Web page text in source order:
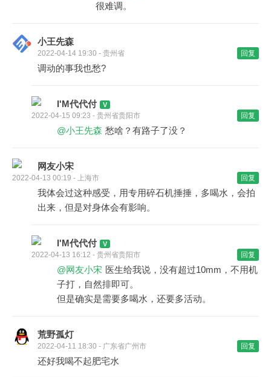
很难调。
小王先森
2022-04-14 19:30 - 贵州省 回复
调动的事我也愁?
I'M代代付
2022-04-15 09:23 - 贵州省贵阳市 回复
@小王先森 愁啥？有路子了没？
网友小宋
2022-04-13 00:19 - 上海市 回复
我体会过这种感受，用专用碎石机捶捶，多喝水，会拍
出来，但是对身体会有影响。
I'M代代付
2022-04-13 16:12 - 贵州省贵阳市 回复
@网友小宋 医生给我说，没有超过10mm，不用机
子打，自然排即可。
但是确实是需要多喝水，还要多活动。
荒野孤灯
2022-04-11 18:30 - 广东省广州市 回复
还好我喝不起肥宅水